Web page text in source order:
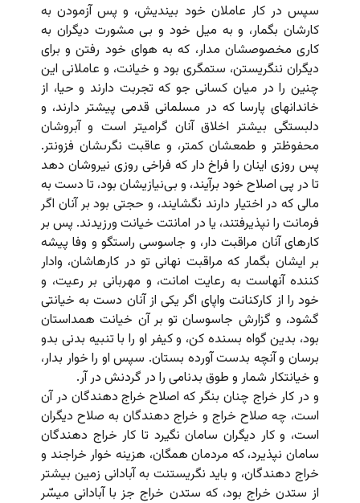
سپس در کار عاملان خود بیندیش، و پس آزمودن به
کارشان بگمار، و به میل خود و بى مشورت دیگران به
کارى مخصوصشان مدار، که به هواى خود رفتن و براى
دیگران ننگریستن، ستمگرى بود و خیانت، و عاملانى این
چنین را در میان کسانى جو که تجربت دارند و حیا، از
خاندانهاى پارسا که در مسلمانى قدمى پیشتر دارند، و
دلبستگى بیشتر اخلاق آنان گرامیتر است و آبروشان
محفوظتر و طمعشان کمتر، و عاقبت نگرى‏شان فزونتر.
پس روزى اینان را فراخ دار که فراخى روزى نیروشان دهد
تا در پى اصلاح خود برآیند، و بی‌نیازیشان بود، تا دست به
مالى که در اختیار دارند نگشایند، و حجتى بود بر آنان اگر
فرمانت را نپذیرفتند، یا در امانتت خیانت ورزیدند. پس بر
کارهاى آنان مراقبت دار، و جاسوسى راستگو و وفا پیشه
بر ایشان بگمار که مراقبت نهانى تو در کارهاشان، وادار
کننده آنهاست به رعایت امانت، و مهربانى بر رعیت، و
خود را از کارکنانت واپاى اگر یکى از آنان دست به خیانتى
گشود، و گزارش جاسوسان تو بر آن خیانت همداستان
بود، بدین گواه بسنده کن، و کیفر او را با تنبیه بدنى بدو
برسان و آنچه بدست آورده بستان. سپس او را خوار بدار،
و خیانتکار شمار و طوق بدنامى را در گردنش در آر.
و در کار خراج چنان بنگر که اصلاح خراج دهندگان در آن
است، چه صلاح خراج و خراج دهندگان به صلاح دیگران
است، و کار دیگران سامان نگیرد تا کار خراج دهندگان
سامان نپذیرد، که مردمان همگان، هزینه خوار خراجند و
خراج دهندگان، و باید نگریستنت به آبادانى زمین بیشتر
از ستدن خراج بود، که ستدن خراج جز با آبادانى میسّر